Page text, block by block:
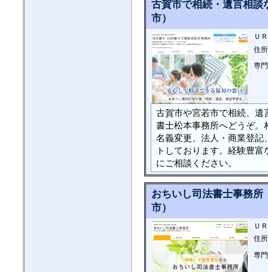
古賀市で相続・遺言相談
市）
Ｕ
住所
専
古賀市や宮若市で相続、遺
書士松本事務所へどうぞ。
名義変更、法人・商業登記
トしております。経験豊
にご相談ください。
おちいし司法書士事務所
市）
Ｕ
住所
専